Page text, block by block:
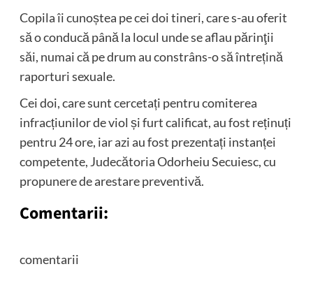
Copila îi cunoștea pe cei doi tineri, care s-au oferit
să o conducă până la locul unde se aflau părinţii
săi, numai că pe drum au constrâns-o să întrețină
raporturi sexuale.
Cei doi, care sunt cercetați pentru comiterea
infracțiunilor de viol și furt calificat, au fost reținuți
pentru 24 ore, iar azi au fost prezentați instanței
competente, Judecătoria Odorheiu Secuiesc, cu
propunere de arestare preventivă.
Comentarii:
comentarii